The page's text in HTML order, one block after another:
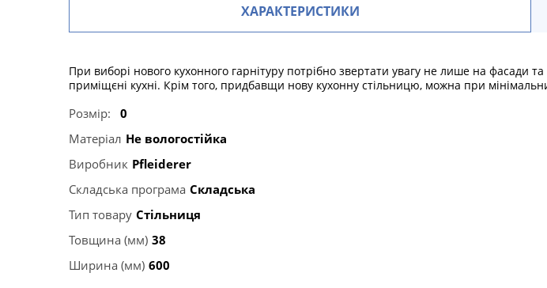
ХАРАКТЕРИСТИКИ
При виборі нового кухонного гарнітуру потрібно звертати увагу не лише на фасади
приміщєні кухні. Крім того, придбавщи нову кухонну стільницю, можна при
Розмір:
0
Матеріал Не вологостійка
Виробник Pfleiderer
Складська програма Складська
Тип товару Стільниця
Товщина (мм) 38
Ширина (мм) 600